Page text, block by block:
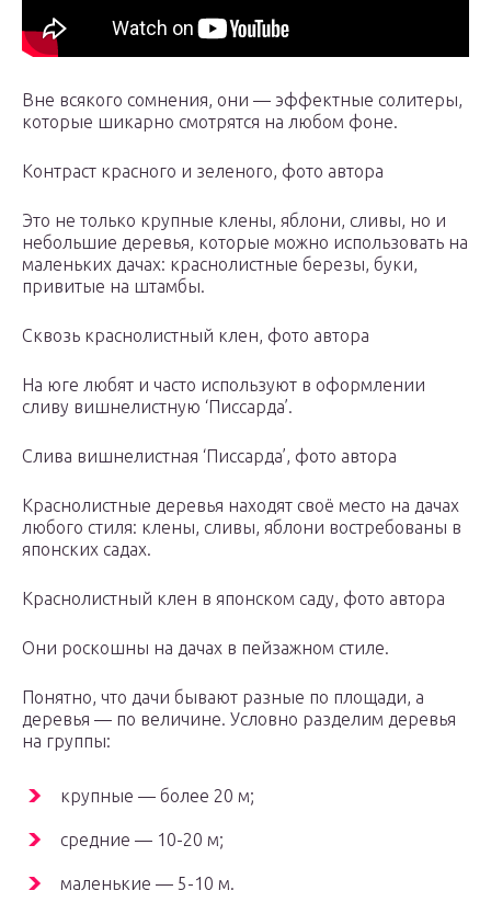
Вне всякого сомнения, они — эффектные солитеры,
которые шикарно смотрятся на любом фоне.
Контраст красного и зеленого, фото автора
Это не только крупные клены, яблони, сливы, но и
небольшие деревья, которые можно использовать на
маленьких дачах: краснолистные березы, буки,
привитые на штамбы.
Сквозь краснолистный клен, фото автора
На юге любят и часто используют в оформлении
сливу вишнелистную ‘Писсарда’.
Слива вишнелистная ‘Писсарда’, фото автора
Краснолистные деревья находят своё место на дачах
любого стиля: клены, сливы, яблони востребованы в
японских садах.
Краснолистный клен в японском саду, фото автора
Они роскошны на дачах в пейзажном стиле.
Понятно, что дачи бывают разные по площади, а
деревья — по величине. Условно разделим деревья
на группы:
крупные — более 20 м;
средние — 10-20 м;
маленькие — 5-10 м.